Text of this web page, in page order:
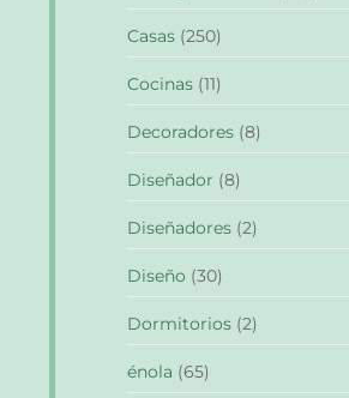
Casas (250)
Cocinas (11)
Decoradores (8)
Diseñador (8)
Diseñadores (2)
Diseño (30)
Dormitorios (2)
énola (65)